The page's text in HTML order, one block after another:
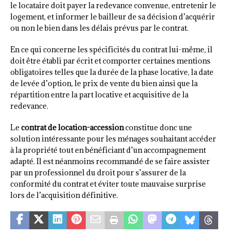
le locataire doit payer la redevance convenue, entretenir le
logement, et informer le bailleur de sa décision d’acquérir
ou non le bien dans les délais prévus par le contrat.
En ce qui concerne les spécificités du contrat lui-même, il
doit être établi par écrit et comporter certaines mentions
obligatoires telles que la durée de la phase locative, la date
de levée d’option, le prix de vente du bien ainsi que la
répartition entre la part locative et acquisitive de la
redevance.
Le contrat de location-accessionconstitue donc une
solution intéressante pour les ménages souhaitant accéder
à la propriété tout en bénéficiant d’un accompagnement
adapté. Il est néanmoins recommandé de se faire assister
par un professionnel du droit pour s’assurer de la
conformité du contrat et éviter toute mauvaise surprise
lors de l’acquisition définitive.